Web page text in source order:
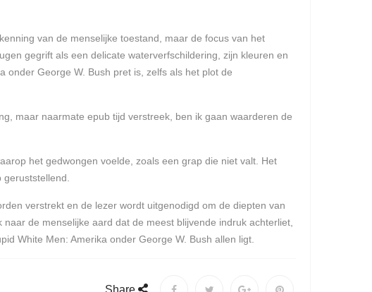
van de menselijke toestand, maar de focus van het
gegrift als een delicate waterverfschildering, zijn kleuren en
onder George W. Bush pret is, zelfs als het plot de
maar naarmate epub tijd verstreek, ben ik gaan waarderen de
het gedwongen voelde, zoals een grap die niet valt. Het
verstrekt en de lezer wordt uitgenodigd om de diepten van
de menselijke aard dat de meest blijvende indruk achterliet,
White Men: Amerika onder George W. Bush allen ligt.
Share